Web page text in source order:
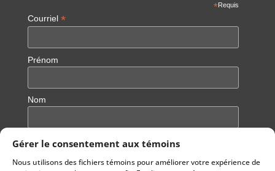
Gérer le consentement aux témoins
Nous utilisons des fichiers témoins pour améliorer votre expérience de
*Requis
Courriel *
Prénom
Nom